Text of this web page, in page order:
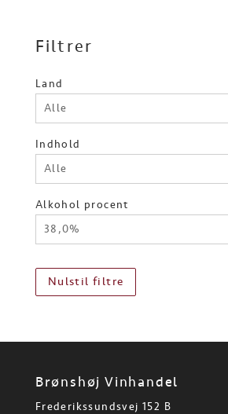
Filtrer
Land
Alle
Indhold
Alle
Alkohol procent
38,0%
Nulstil filtre
Brønshøj Vinhandel
Frederikssundsvej 152 B